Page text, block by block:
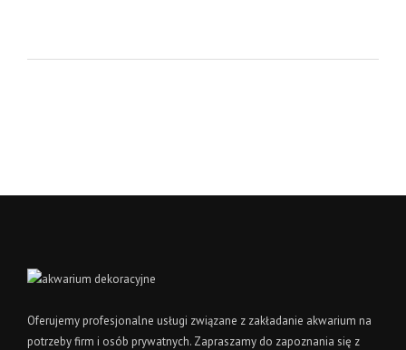
Oferujemy profesjonalne usługi związane z zakładanie akwarium na
potrzeby firm i osób prywatnych. Zapraszamy do zapoznania się z